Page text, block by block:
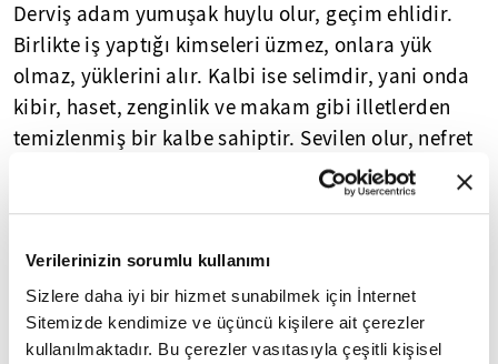
Verilerinizin sorumlu kullanımı
Sizlere daha iyi bir hizmet sunabilmek için İnternet
Sitemizde kendimize ve üçüncü kişilere ait çerezler
kullanılmaktadır. Bu çerezler vasıtasıyla çeşitli kişisel
Derviş adam yumuşak huylu olur, geçim ehlidir.
Birlikte iş yaptığı kimseleri üzmez, onlara yük
olmaz, yüklerini alır. Kalbi ise selimdir, yani onda
kibir, haset, zenginlik ve makam gibi illetlerden
temizlenmiş bir kalbe sahiptir. Sevilen olur, nefret
edilen, istenmeyen aşağılık ve adi olmaz. Herkes
Derviş kimse halûk olur
Nâr-ı aşktan mahrûk olur
Hem âşık hem mâşuk olur
Kimler dedi sana derviş